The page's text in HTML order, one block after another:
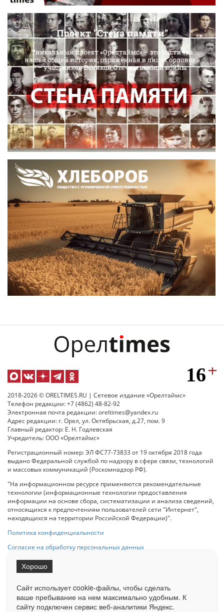
2018-2026 © ORELTIMES.RU | Сетевое издание «Орелтаймс»
Телефон редакции: +7 (4862) 48-82-92
Электронная почта редакции: oreltimes@yandex.ru
Адрес редакции: г. Орел, ул. Октябрьская, д.27, пом. 9
Главный редактор: Е. Н. Годлевская
Учредитель: ООО «Орелтаймс»
Регистрационный номер: ЭЛ ФС77-73833 от 19 октября 2018 года
выдано Федеральной службой по надзору в сфере связи, технологий
и массовых коммуникаций (Роскомнадзор РФ).
"На информационном ресурсе применяются рекомендательные
технологии (информационные технологии предоставления
информации на основе сбора, систематизации и анализа сведений,
относящихся к предпочтениям пользователей сети "Интернет",
находящихся на территории Российской Федерации)".
Политика конфиденциальности
Согласие на обработку персональных данных
на Сетевое издание «ОрелТаймс» обязательна.
Ограниченная статистика посещаемости доступна на сайте
Сайт использует cookie-файлы, чтобы сделать
ваше пребывание на нем максимально удобным. К
cайту подключен сервис веб-аналитики Яндекс.
Хорошо